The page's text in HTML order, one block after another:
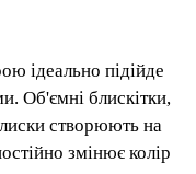
ідеально підійде
Об'ємні блискітки,
створюють на
змінює колір